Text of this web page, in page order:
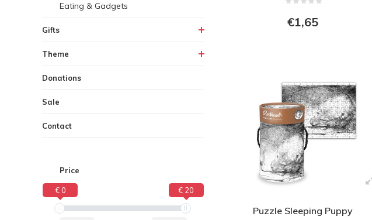
Eating & Gadgets
Gifts
Theme
Donations
Sale
Contact
Price
€ 0 € 20
€1,65
Puzzle Sleeping Puppy